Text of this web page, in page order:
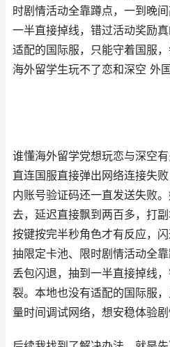
时剧情活动全靠蹲点，一到晚
一半直接掉线，错过活动奖励
适配的国际服，只能守着国服
海外留学生玩不了恋和深空 外
谁懂海外留学党想玩恋与深空有
直连国服直接弹出网络连接失
内账号验证码还一直发送失败
去，延迟直接飘到两百多，打
按键按完半秒角色才有反应，闪
抽限定卡池、限时剧情活动全
丢包闪退，抽到一半直接掉线
裂。本地也没有适配的国际服
量时间调试网络，想安稳体验剧